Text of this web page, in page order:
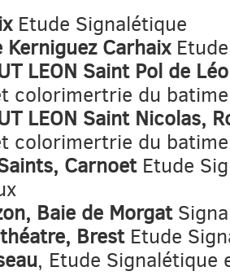
Etude Signalétique
Kerniguez Carhaix
LEON Saint Pol de
colorimertrie du
LEON Saint Nicolas,
colorimertrie du
Carnoet Etude
Baie de Morgat
BrestEtude
, Etude